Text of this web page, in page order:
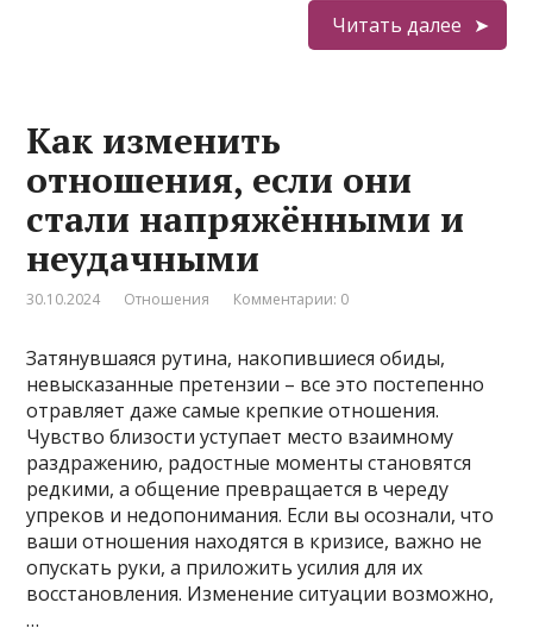
Читать далее
Как изменить
отношения, если они
стали напряжёнными и
неудачными
30.10.2024 Отношения Комментарии: 0
Затянувшаяся рутина, накопившиеся обиды,
невысказанные претензии – все это постепенно
отравляет даже самые крепкие отношения.
Чувство близости уступает место взаимному
раздражению, радостные моменты становятся
редкими, а общение превращается в череду
упреков и недопонимания. Если вы осознали, что
ваши отношения находятся в кризисе, важно не
опускать руки, а приложить усилия для их
восстановления. Изменение ситуации возможно,
…